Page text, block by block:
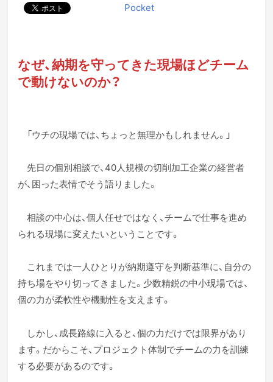
Pocket
なぜ、納期を守ってきた現場ほどチーム
で動けないのか？
「ウチの現場では、ちょっと無理かもしれません。」
先日の個別相談で、40人規模の切削加工企業の経営者
が、困った表情でそう語りました。
相談の中心は、個人任せではなく、チームで仕事を進め
られる現場に変えたいということです。
これまでは一人ひとりが納期遵守を判断基準に、自分の
持ち場をやり切ってきました。少数精鋭の中小現場では、
個の力が柔軟性や機動性を支えます。
しかし、成長路線に入ると、個の力だけでは限界があり
ます。だからこそ、プロジェクト体制でチームの力を訓練
する必要があるのです。